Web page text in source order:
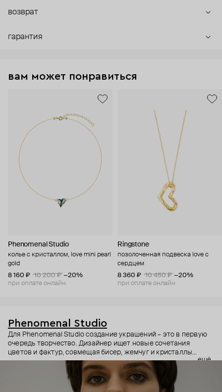
возврат
гарантия
вам может понравиться
Phenomenal Studio
колье с кристаллом, love mini pearl
gold
8 160 ₽
10 200 ₽ −20%
при оплате онлайн
Ringstone
позолоченная подвеска love с
сердцем
8 360 ₽
10 450 ₽ −20%
при оплате онлайн
Phenomenal Studio
Для Phenomenal Studio создание украшений – это в первую
очередь творчество. Дизайнер ищет новые сочетания
цветов и фактур, совмещая бисер, жемчуг и кристаллы
всевозможных форм. Все, что привлекает внимание, все, что
мгновенно преображает любой, даже самый простой образ.
Phenomenal Studio будто заглядывают в калейдоскоп, и
ещё